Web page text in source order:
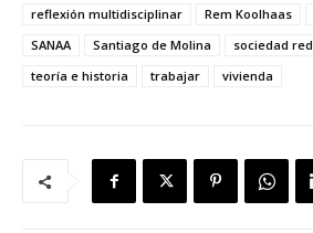
reflexión multidisciplinar
Rem Koolhaas
SANAA
Santiago de Molina sociedad red
teoría e historia
trabajar vivienda